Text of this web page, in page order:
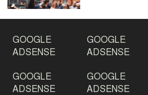
দেশ রক্ষায় প্রগতিশীল
-মহিবুল হাসান চৌধুরী
GOOGLE
ADSENSE
GOOGLE
ADSENSE
GOOGLE
ADSENSE
GOOGLE
ADSENSE